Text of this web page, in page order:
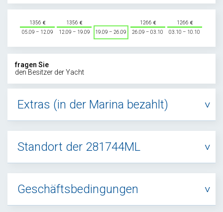
1356
05.09 – 12.09
1356
12.09 – 19.09
19.09 – 26.09
1266
26.09 – 03.10
1266
03.10 – 10.10
fragen Sie
den Besitzer der Yacht
Extras (in der Marina bezahlt)
Standort der 281744ML
Geschäftsbedingungen